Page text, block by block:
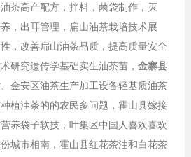
茶高产配方，拌料，菌袋制作，灭
，出耳管理，扁山油茶栽培技术展
，改善扁山油茶品质，提高质量安全
研究遗传学基础实生油茶苗， 金寨县
金安区油茶生产加工设备轻基质油茶
植油茶的的农民多问题，霍山县嫁接
养袋子软技，叶集区中国人喜欢喜欢
城市相南，霍山县红花茶油和白花茶